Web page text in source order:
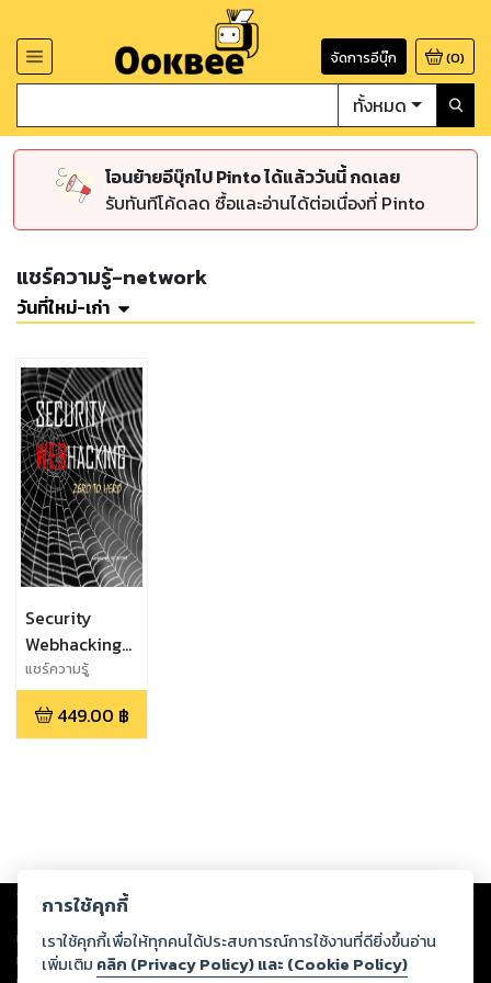
จัดการอีบุ๊ก (0)
ทั้งหมด
โอนย้ายอีบุ๊กไป Pinto ได้แล้ววันนี้ กดเลย
รับทันทีโค้ดลด ซื้อและอ่านได้ต่อเนื่องที่ Pinto
แชร์ความรู้-network
วันที่ใหม่-เก่า
Security
Webhacking
ฉบับ จับมือสอน
มือใหม่
แชร์ความรู้
network
449.00 ฿
Copyright © 2026
ต่อผลงานหรือเนื้อหาใดที่อัปโหลดผ่านเว็บไซต์และปรากฏว่าละเมิดสิทธิใน
ทรัพย์สินทางปัญญาของบุคคลอื่นหรือขัดต่อกฎหมายและศีลธรรม ดังนั้น ผู้อ่าน
ทุกท่านโปรดใช้วิจารณญาณในการกลั่นกรองด้วยตนเอง และหากท่านพบว่าส่วน
การใช้คุกกี้
เราใช้คุกกี้เพื่อให้ทุกคนได้ประสบการณ์การใช้งานที่ดียิ่งขึ้นอ่าน
เพิ่มเติม คลิก (Privacy Policy) และ (Cookie Policy)